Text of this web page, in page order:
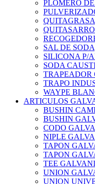
PLOMERO
QUITAGRASA
QUITASARRO
SAL DE SODA
SILICONA P/
SODA
TRAPEADOR
TRAPO
WAYPE
ARTICULOS
BUSHIN
BUSHIN
CODO
NIPLE
TAPON
TAPON
TEE
UNION
UNION